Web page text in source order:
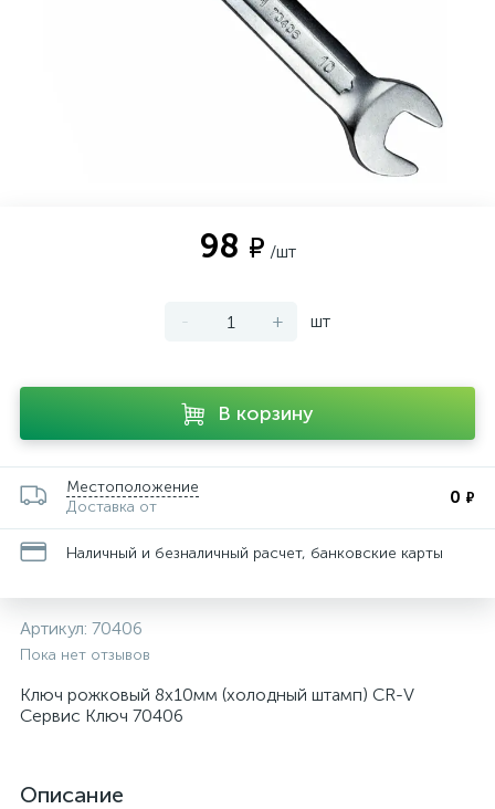
98 ₽ /шт
- + шт
В корзину
Местоположение
Доставка от
0 ₽
Наличный и безналичный расчет, банковские карты
Артикул: 70406
Пока нет отзывов
Ключ рожковый 8х10мм (холодный штамп) CR-V
Сервис Ключ 70406
Описание